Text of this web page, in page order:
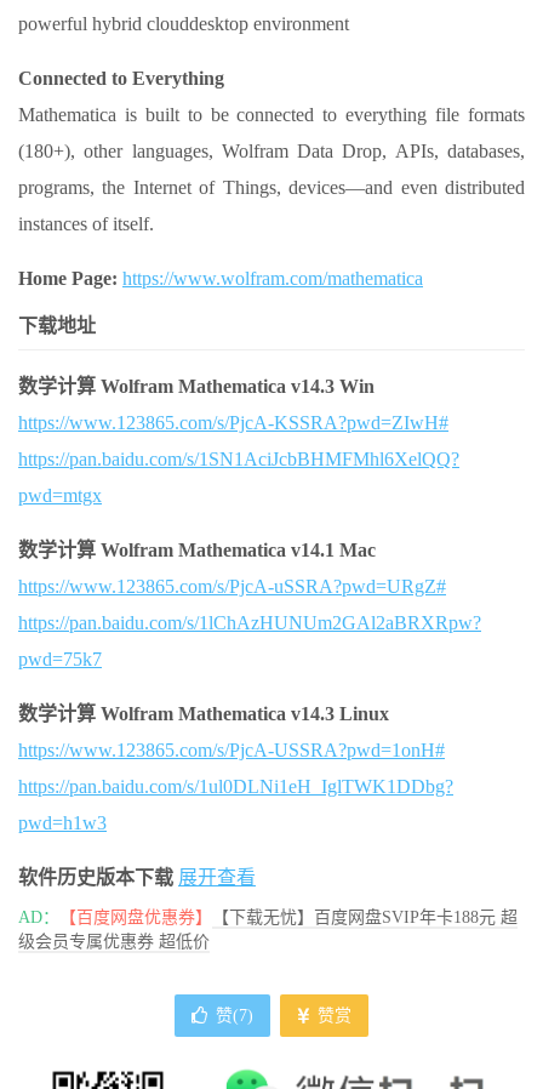
powerful hybrid clouddesktop environment
Connected to Everything
Mathematica is built to be connected to everything file formats
(180+), other languages, Wolfram Data Drop, APIs, databases,
programs, the Internet of Things, devices—and even distributed
instances of itself.
Home Page: https://www.wolfram.com/mathematica
下载地址
数学计算 Wolfram Mathematica v14.3 Win
https://www.123865.com/s/PjcA-KSSRA?pwd=ZIwH#
https://pan.baidu.com/s/1SN1AciJcbBHMFMhl6XelQQ?
pwd=mtgx
数学计算 Wolfram Mathematica v14.1 Mac
https://www.123865.com/s/PjcA-uSSRA?pwd=URgZ#
https://pan.baidu.com/s/1lChAzHUNUm2GAl2aBRXRpw?
pwd=75k7
数学计算 Wolfram Mathematica v14.3 Linux
https://www.123865.com/s/PjcA-USSRA?pwd=1onH#
https://pan.baidu.com/s/1ul0DLNi1eH_IglTWK1DDbg?
pwd=h1w3
软件历史版本下载 展开查看
AD： 【百度网盘优惠券】
【下载无忧】百度网盘SVIP年卡188元 超
级会员专属优惠券 超低价
赞(7) 赞赏